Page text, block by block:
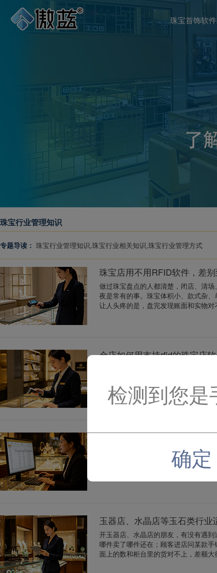
珠宝首饰软件
珠宝行业管理知识
专题导读： 珠宝行业管理知识,珠宝行业相关知识,珠宝行业管理方式
珠宝店用不用RFID软件，差
做过珠宝盘点的人都清楚，闭店、清
夜是常有的事。珠宝体积小、款式杂
让人头疼的是，盘完发现账面和实物
金店如何用支持rfid的珠宝店
慢，还极易出现漏盘、错盘、重复统
水晶饰品店可以用珠宝店软件
很多开水晶饰品店的老板都有个疑问
的。不仅能用，而且用好了能让店铺
玉器店、水晶店等玉石类行
开玉器店、水晶店的朋友，有没有遇
哪件卖了哪件还在；顾客进店问某款
面上的数和柜台里的货对不上，差额
检测到您
确定